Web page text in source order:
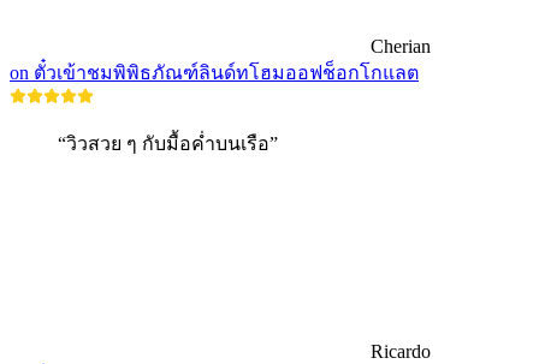
Cherian
on ตั๋วเข้าชมพิพิธภัณฑ์ลินด์ทโฮมออฟช็อกโกแลต
“วิวสวย ๆ กับมื้อค่ำบนเรือ”
Ricardo